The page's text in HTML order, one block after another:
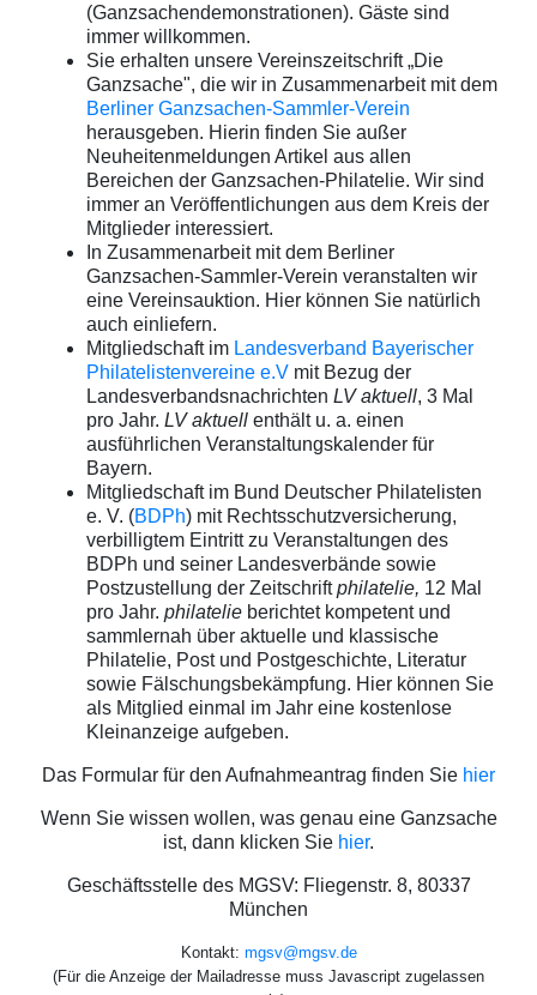
(Ganzsachendemonstrationen). Gäste sind
immer willkommen.
Sie erhalten unsere Vereinszeitschrift „Die
Ganzsache", die wir in Zusammenarbeit mit dem
Berliner Ganzsachen-Sammler-Verein
herausgeben. Hierin finden Sie außer
Neuheitenmeldungen Artikel aus allen
Bereichen der Ganzsachen-Philatelie. Wir sind
immer an Veröffentlichungen aus dem Kreis der
Mitglieder interessiert.
In Zusammenarbeit mit dem Berliner
Ganzsachen-Sammler-Verein veranstalten wir
eine Vereinsauktion. Hier können Sie natürlich
auch einliefern.
Mitgliedschaft im Landesverband Bayerischer
Philatelistenvereine e.V mit Bezug der
Landesverbandsnachrichten LV aktuell, 3 Mal
pro Jahr. LV aktuell enthält u. a. einen
ausführlichen Veranstaltungskalender für
Bayern.
Mitgliedschaft im Bund Deutscher Philatelisten
e. V. (BDPh) mit Rechtsschutzversicherung,
verbilligtem Eintritt zu Veranstaltungen des
BDPh und seiner Landesverbände sowie
Postzustellung der Zeitschriftphilatelie, 12 Mal
pro Jahr. philatelie berichtet kompetent und
sammlernah über aktuelle und klassische
Philatelie, Post und Postgeschichte, Literatur
sowie Fälschungsbekämpfung. Hier können Sie
als Mitglied einmal im Jahr eine kostenlose
Kleinanzeige aufgeben.
Das Formular für den Aufnahmeantrag finden Sie hier
Wenn Sie wissen wollen, was genau eine Ganzsache
ist, dann klicken Sie hier.
Geschäftsstelle des MGSV: Fliegenstr. 8, 80337
München
Kontakt: mgsv@mgsv.de
(Für die Anzeige der Mailadresse muss Javascript zugelassen